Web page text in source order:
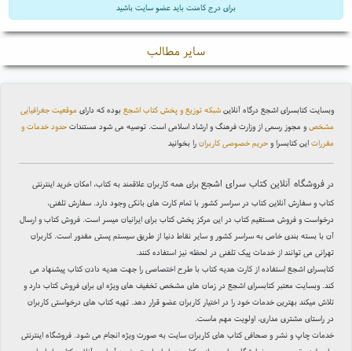
برای درج کامنت باید عضو سایت باشید
سایر مطالب
وبسایت کتابسرای اشجع درگاه آنلاینشبکه توزیع و پخش کتاب اشجع بوده که دارای موقعیت جغرافیایی
مشخص و مجوز رسمی از وزارت فرهنگ و ارشاد اسلامی است. توصیه می شود مستنداتحدود خدمات و
مقررات این کتابسرا وحریم خصوصی کاربرانرا بخوانید
درفروشگاه آنلاین کتاب سرای اشجع برای همه کاربران علاقمند به کتاب، امکان خرید اینترنتی
کتاب و سفارش آنلاین کتاب در سراسر کشور با تمام کارت های بانکی وجود دارد. سفارش تلفنی،
درخواست و فروش مستقیم کتاب در این مرکز پخش کتاب برای ایرانیان میسر است. فروش کتاب و ارسال
آن با بسته بندی خاص به سراسر کشور و سایر نقاط دنیا از طریق سیستم پستی مقدور است. کاربران
تهرانی می توانند از خدمات پیک تلفنی در لحظه نیز استفاده کنند.
کتابسرای اشجع استفاده از کارت هدیه کتاب با طرح اختصاصی را جهت هدیه دادن کتاب پیشنهاد می
کند. وبسایت معتبر کتابسرای اشجع در زمان های مشخص تخفیف های ویژه ای برای فروش کتاب دارد و
تلاش میکند بهترین خدمات خود را در اختیار کاربران عضو قرار دهد. تهیه کتاب های درخواستی کاربران
در راستای مشتری مداری، اولویت مهم ماست.
خدمات چاپ و نشر و صحافی کتاب های کاربران سایت به صورت ویژه انجام می شود. فروشگاه اینترنتی